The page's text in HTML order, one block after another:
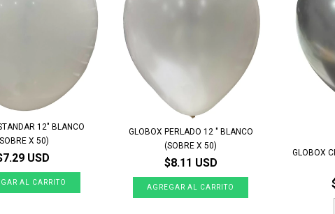
12" BLANCO
X 50)
USD
GLOBOX PERLADO 12 " BLANCO
(SOBRE X 50)
$8.11 USD
GLOBOX